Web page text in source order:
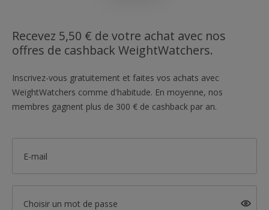
Recevez 5,50 € de votre achat avec nos
offres de cashback WeightWatchers.
Inscrivez-vous gratuitement et faites vos achats avec
WeightWatchers comme d'habitude. En moyenne, nos
membres gagnent plus de 300 € de cashback par an.
E-mail
Choisir un mot de passe